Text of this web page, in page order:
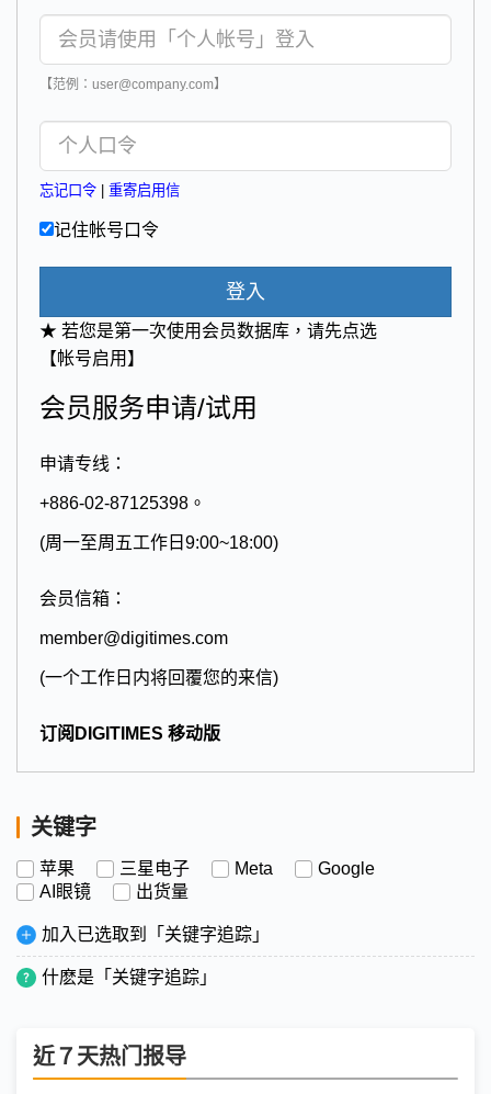
【范例：user@company.com】
忘记口令 重寄启用信
记住帐号口令
登入
★ 若您是第一次使用会员数据库，请先点选
【帐号启用】
会员服务申请/试用
申请专线：
+886-02-87125398。
(周一至周五工作日9:00~18:00)
会员信箱：
member@digitimes.com
(一个工作日内将回覆您的来信)
订阅DIGITIMES 移动版
关键字
苹果 三星电子 Meta
Google
AI眼镜
出货量
加入已选取到「关键字追踪」
什麽是「关键字追踪」
近７天热门报导